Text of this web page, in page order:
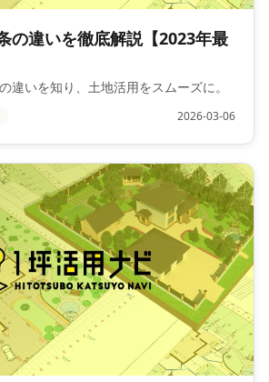
の違いを徹底解説【2023年最
違いを知り、土地活用をスムーズに。
2026-03-06